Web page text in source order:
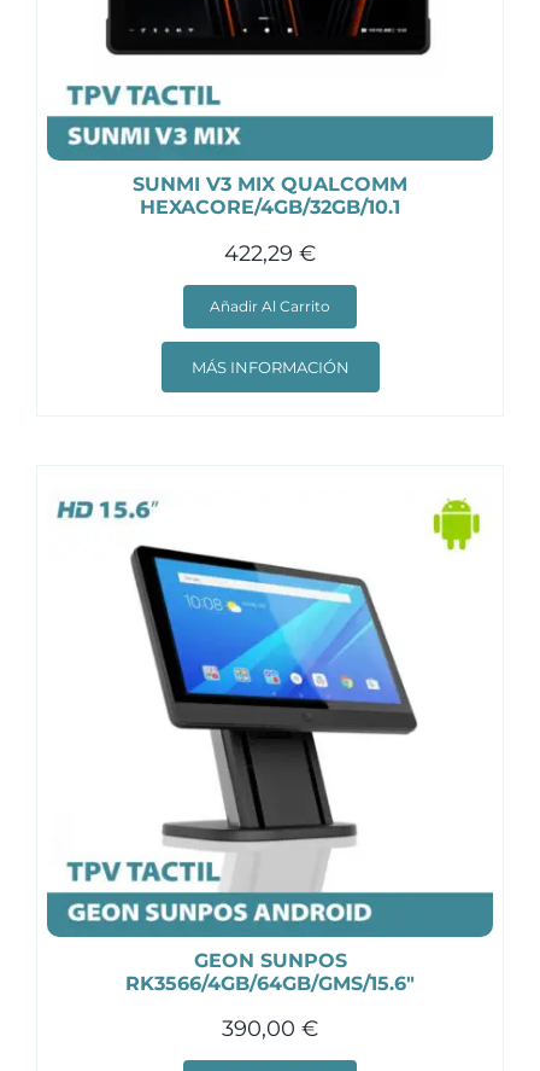
SUNMI V3 MIX QUALCOMM
HEXACORE/4GB/32GB/10.1
422,29 €
Añadir Al Carrito
MÁS INFORMACIÓN
GEON SUNPOS
RK3566/4GB/64GB/GMS/15.6″
390,00 €